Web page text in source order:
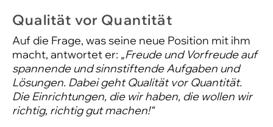
Qualität vor Quantität
Auf die Frage, was seine neue Position mit ihm
macht, antwortet er: „Freude und Vorfreude auf
spannende und sinnstiftende Aufgaben und
Lösungen. Dabei geht Qualität vor Quantität.
Die Einrichtungen, die wir haben, die wollen wir
richtig, richtig gut machen!“